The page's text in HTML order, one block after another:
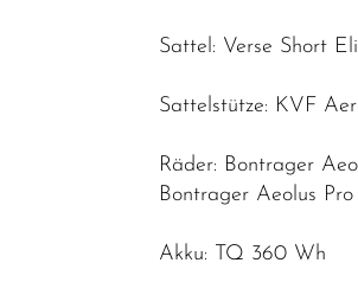
Sattel: Verse Short
Sattelstütze: KVF
Räder: Bontrager
Bontrager Aeolus
Akku: TQ 360 Wh